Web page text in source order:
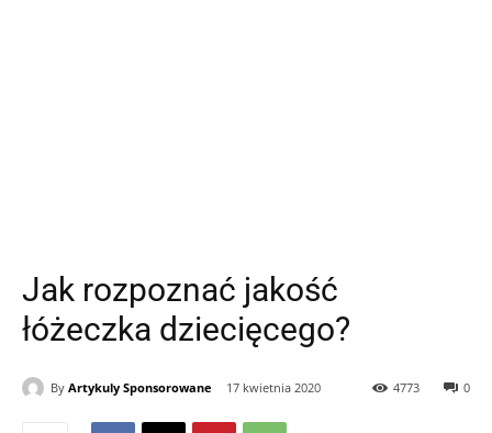
Jak rozpoznać jakość
łóżeczka dziecięcego?
By Artykuly Sponsorowane 17 kwietnia 2020 0
4773